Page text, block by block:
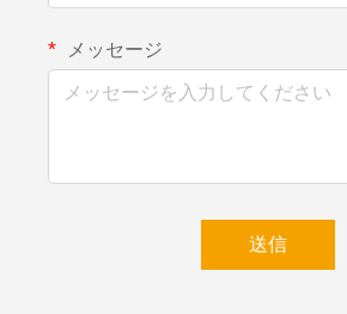
メッセージ
送信